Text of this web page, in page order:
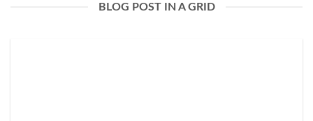
BLOG POST IN A GRID